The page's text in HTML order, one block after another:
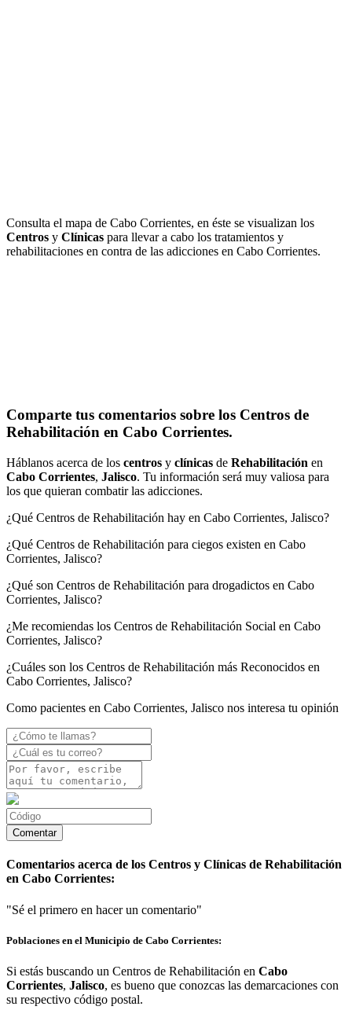
Consulta el mapa de Cabo Corrientes, en éste se visualizan los
Centros y Clínicas para llevar a cabo los tratamientos y
rehabilitaciones en contra de las adicciones en Cabo Corrientes.
Comparte tus comentarios sobre los Centros de
Rehabilitación en Cabo Corrientes.
Háblanos acerca de los centros y clínicas de Rehabilitación en
Cabo Corrientes, Jalisco. Tu información será muy valiosa para
los que quieran combatir las adicciones.
¿Qué Centros de Rehabilitación hay en Cabo Corrientes, Jalisco?
¿Qué Centros de Rehabilitación para ciegos existen en Cabo
Corrientes, Jalisco?
¿Qué son Centros de Rehabilitación para drogadictos en Cabo
Corrientes, Jalisco?
¿Me recomiendas los Centros de Rehabilitación Social en Cabo
Corrientes, Jalisco?
¿Cuáles son los Centros de Rehabilitación más Reconocidos en
Cabo Corrientes, Jalisco?
Como pacientes en Cabo Corrientes, Jalisco nos interesa tu opinión
Comentarios acerca de los Centros y Clínicas de Rehabilitación
en Cabo Corrientes:
"Sé el primero en hacer un comentario"
Poblaciones en el Municipio de Cabo Corrientes:
Si estás buscando un Centros de Rehabilitación en Cabo
Corrientes, Jalisco, es bueno que conozcas las demarcaciones con
su respectivo código postal.